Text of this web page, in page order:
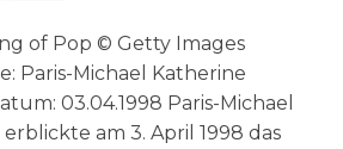
of Pop © Getty Images
Paris-Michael Katherine
03.04.1998 Paris-Michael
am 3. April 1998 das